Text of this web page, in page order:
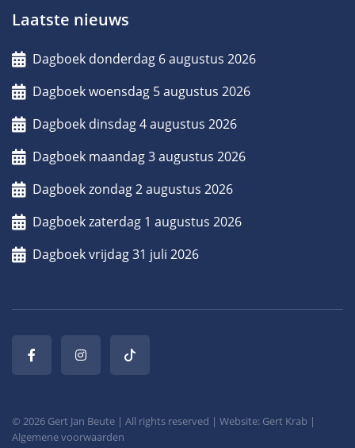
Laatste nieuws
Dagboek donderdag 6 augustus 2026
Dagboek woensdag 5 augustus 2026
Dagboek dinsdag 4 augustus 2026
Dagboek maandag 3 augustus 2026
Dagboek zondag 2 augustus 2026
Dagboek zaterdag 1 augustus 2026
Dagboek vrijdag 31 juli 2026
© 2026 Gert Jan Beute | All rights reserved | Website: Gert Krab |
Algemene voorwaarden